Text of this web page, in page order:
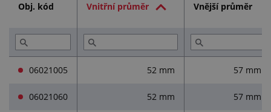
Obj. kód Vnitřní průměr Vnější průměr
06021005 52 mm 57 mm
06021060 52 mm 57 mm